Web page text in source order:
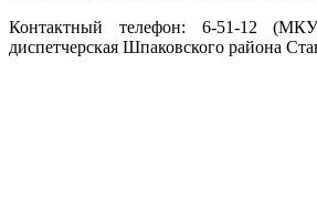
Контактный телефон: 6-51-12
диспетчерская Шпаковского района